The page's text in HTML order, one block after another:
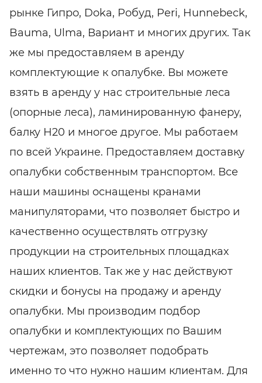
рынке Гипро, Doka, Робуд, Peri, Hunnebeck,
Bauma, Ulma, Вариант и многих других. Так
же мы предоставляем в аренду
комплектующие к опалубке. Вы можете
взять в аренду у нас строительные леса
(опорные леса), ламинированную фанеру,
балку Н20 и многое другое. Мы работаем
по всей Украине. Предоставляем доставку
опалубки собственным транспортом. Все
наши машины оснащены кранами
манипуляторами, что позволяет быстро и
качественно осуществлять отгрузку
продукции на строительных площадках
наших клиентов. Так же у нас действуют
скидки и бонусы на продажу и аренду
опалубки. Мы производим подбор
опалубки и комплектующих по Вашим
чертежам, это позволяет подобрать
именно то что нужно нашим клиентам. Для